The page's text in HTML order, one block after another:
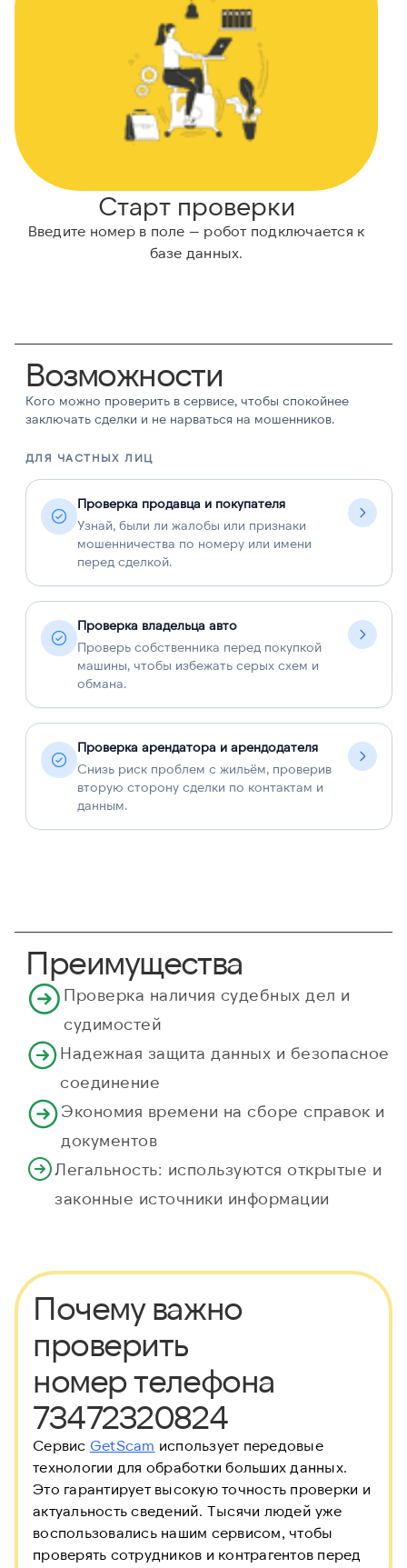
Старт проверки
Введите номер в поле — робот подключается к
базе данных.
Возможности
Кого можно проверить в сервисе, чтобы спокойнее
заключать сделки и не нарваться на мошенников.
ДЛЯ ЧАСТНЫХ ЛИЦ
Проверка продавца и покупателя
Узнай, были ли жалобы или признаки
мошенничества по номеру или имени
перед сделкой.
Проверка владельца авто
Проверь собственника перед покупкой
машины, чтобы избежать серых схем и
обмана.
Проверка арендатора и арендодателя
Снизь риск проблем с жильём, проверив
вторую сторону сделки по контактам и
данным.
Преимущества
Проверка наличия судебных дел и
судимостей
Надежная защита данных и безопасное
соединение
Экономия времени на сборе справок и
документов
Легальность: используются открытые и
законные источники информации
Почему важно
проверить
номер телефона
73472320824
Сервис GetScam использует передовые
технологии для обработки больших данных.
Это гарантирует высокую точность проверки и
актуальность сведений. Тысячи людей уже
воспользовались нашим сервисом, чтобы
проверять сотрудников и контрагентов перед